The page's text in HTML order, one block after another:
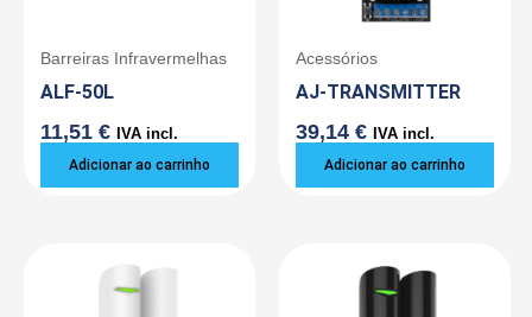
Barreiras Infravermelhas
ALF-50L
11,51 € IVA incl.
Adicionar ao carrinho
Acessórios
AJ-TRANSMITTER
39,14 € IVA incl.
Adicionar ao carrinho